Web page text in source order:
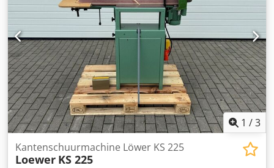
zaaimachine (zaaibedbereiding + zaaicombinatie)
Bouwjaar: ca. 2021 – heden Toepassing: Conventionele,
minimale bodembewerking en directzaaisystemen Optie:
Zaaien + bemesten (de "DZ"-versie = dubbele trechter /
dubbel systeem) Crodpfx Aey Em H Usm Uof Technische
specificaties: Werkbreedte: 6 m Transportbreedte: 3 m
Aantal rijen: 48 Rijafstand: 12,5 cm Drukwieldiameter: ca.
380 mm Trechterinhoud: tot ca. 5600 l (gesplitst,
bijvoorbeeld 40:60) Benodigd trekkervermogen: ca. 180 –
250 pk
1 /3
Kantenschuurmachine Löwer KS 225
Loewer KS 225